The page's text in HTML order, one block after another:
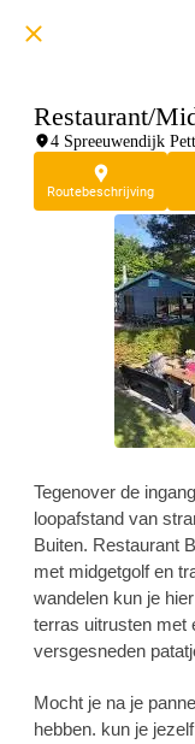
Restaurant/
4 Spreeuwendijk
Routebeschrijving
Tegenover de
loopafstand van
Buiten. Restaurant
met midgetgolf en
wandelen kun je
terras uitrusten met
versgesneden
Mocht je na je
hebben. kun je